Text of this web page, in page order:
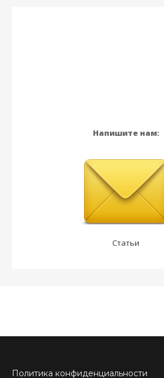
Напишите нам:
Статьи
Политика конфиденциальности